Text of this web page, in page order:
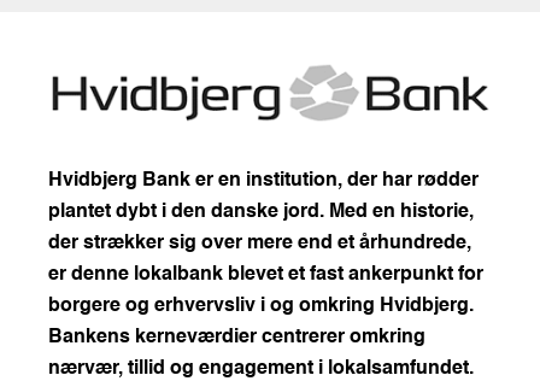
Hvidbjerg Bank er en institution, der har rødder
plantet dybt i den danske jord. Med en historie,
der strækker sig over mere end et århundrede,
er denne lokalbank blevet et fast ankerpunkt for
borgere og erhvervsliv i og omkring Hvidbjerg.
Bankens kerneværdier centrerer omkring
nærvær, tillid og engagement i lokalsamfundet.